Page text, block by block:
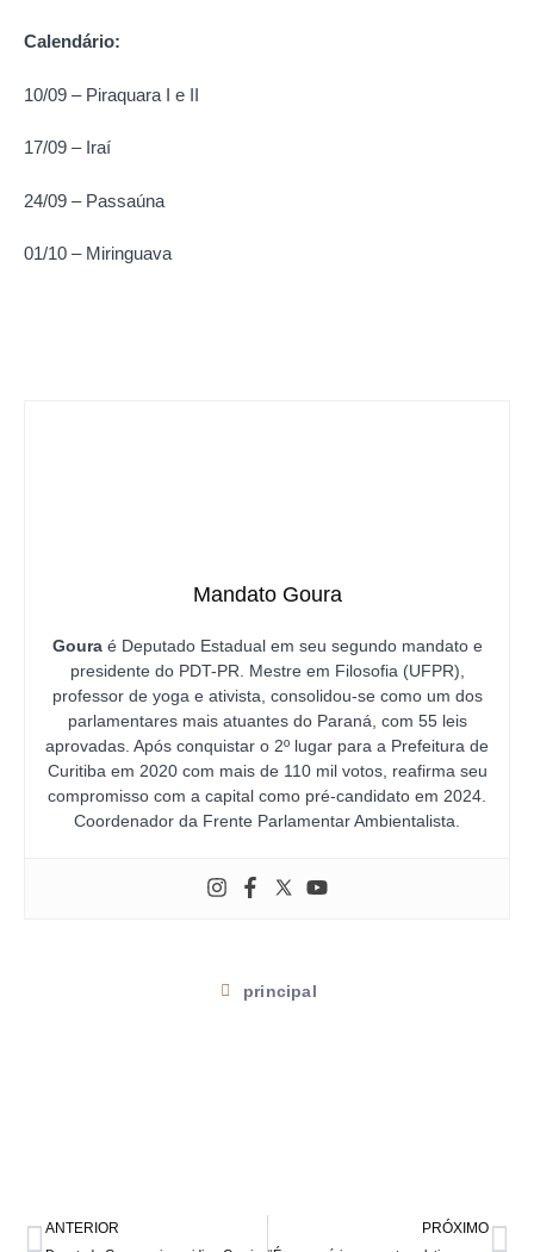
Calendário:
10/09 – Piraquara I e II
17/09 – Iraí
24/09 – Passaúna
01/10 – Miringuava
Mandato Goura
Gouraé Deputado Estadual em seu segundo mandato e
presidente do PDT-PR. Mestre em Filosofia (UFPR),
professor de yoga e ativista, consolidou-se como um dos
parlamentares mais atuantes do Paraná, com 55 leis
aprovadas. Após conquistar o 2º lugar para a Prefeitura de
Curitiba em 2020 com mais de 110 mil votos, reafirma seu
compromisso com a capital como pré-candidato em 2024.
Coordenador da Frente Parlamentar Ambientalista.
principal
ANTERIOR PRÓXIMO